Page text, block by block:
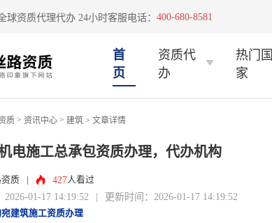
球资质代理代办 24小时客服电话： 400-680-8581
首
页
资质代
办
热门国
家
质 > 资讯中心 > 建筑 > 文章详情
电施工总承包资质办理，代办机构
质 427人看过
2026-01-17 14:19:52 | 更新时间：2026-01-17 14:19:52
建筑施工资质办理